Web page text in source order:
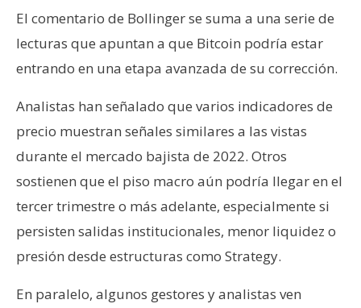
El comentario de Bollinger se suma a una serie de
lecturas que apuntan a que Bitcoin podría estar
entrando en una etapa avanzada de su corrección.
Analistas han señalado que varios indicadores de
precio muestran señales similares a las vistas
durante el mercado bajista de 2022. Otros
sostienen que el piso macro aún podría llegar en el
tercer trimestre o más adelante, especialmente si
persisten salidas institucionales, menor liquidez o
presión desde estructuras como Strategy.
En paralelo, algunos gestores y analistas ven